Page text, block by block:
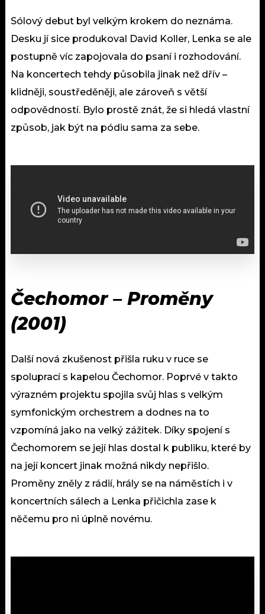
Sólový debut byl velkým krokem do neznáma.
Desku jí sice produkoval David Koller, Lenka se ale
postupně víc zapojovala do psaní i rozhodování.
Na koncertech tehdy působila jinak než dřív –
klidněji, soustředěněji, ale zároveň s větší
odpovědností. Bylo prostě znát, že si hledá vlastní
způsob, jak být na pódiu sama za sebe.
Čechomor – Proměny
(2001)
Další nová zkušenost přišla ruku v ruce se
spoluprací s kapelou Čechomor. Poprvé v takto
výrazném projektu spojila svůj hlas s velkým
symfonickým orchestrem a dodnes na to
vzpomíná jako na velký zážitek. Díky spojení s
Čechomorem se její hlas dostal k publiku, které by
na její koncert jinak možná nikdy nepřišlo.
Proměny zněly z rádií, hrály se na náměstích i v
koncertních sálech a Lenka přičichla zase k
něčemu pro ni úplně novému.